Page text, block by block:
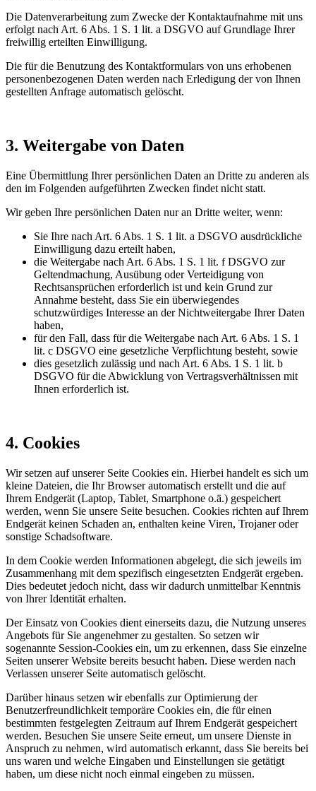
Die Datenverarbeitung zum Zwecke der Kontaktaufnahme mit uns
erfolgt nach Art. 6 Abs. 1 S. 1 lit. a DSGVO auf Grundlage Ihrer
freiwillig erteilten Einwilligung.
Die für die Benutzung des Kontaktformulars von uns erhobenen
personenbezogenen Daten werden nach Erledigung der von Ihnen
gestellten Anfrage automatisch gelöscht.
3. Weitergabe von Daten
Eine Übermittlung Ihrer persönlichen Daten an Dritte zu anderen als
den im Folgenden aufgeführten Zwecken findet nicht statt.
Wir geben Ihre persönlichen Daten nur an Dritte weiter, wenn:
Sie Ihre nach Art. 6 Abs. 1 S. 1 lit. a DSGVO ausdrückliche
Einwilligung dazu erteilt haben,
die Weitergabe nach Art. 6 Abs. 1 S. 1 lit. f DSGVO zur
Geltendmachung, Ausübung oder Verteidigung von
Rechtsansprüchen erforderlich ist und kein Grund zur
Annahme besteht, dass Sie ein überwiegendes
schutzwürdiges Interesse an der Nichtweitergabe Ihrer Daten
haben,
für den Fall, dass für die Weitergabe nach Art. 6 Abs. 1 S. 1
lit. c DSGVO eine gesetzliche Verpflichtung besteht, sowie
dies gesetzlich zulässig und nach Art. 6 Abs. 1 S. 1 lit. b
DSGVO für die Abwicklung von Vertragsverhältnissen mit
Ihnen erforderlich ist.
4. Cookies
Wir setzen auf unserer Seite Cookies ein. Hierbei handelt es sich um
kleine Dateien, die Ihr Browser automatisch erstellt und die auf
Ihrem Endgerät (Laptop, Tablet, Smartphone o.ä.) gespeichert
werden, wenn Sie unsere Seite besuchen. Cookies richten auf Ihrem
Endgerät keinen Schaden an, enthalten keine Viren, Trojaner oder
sonstige Schadsoftware.
In dem Cookie werden Informationen abgelegt, die sich jeweils im
Zusammenhang mit dem spezifisch eingesetzten Endgerät ergeben.
Dies bedeutet jedoch nicht, dass wir dadurch unmittelbar Kenntnis
von Ihrer Identität erhalten.
Der Einsatz von Cookies dient einerseits dazu, die Nutzung unseres
Angebots für Sie angenehmer zu gestalten. So setzen wir
sogenannte Session-Cookies ein, um zu erkennen, dass Sie einzelne
Seiten unserer Website bereits besucht haben. Diese werden nach
Verlassen unserer Seite automatisch gelöscht.
Darüber hinaus setzen wir ebenfalls zur Optimierung der
Benutzerfreundlichkeit temporäre Cookies ein, die für einen
bestimmten festgelegten Zeitraum auf Ihrem Endgerät gespeichert
werden. Besuchen Sie unsere Seite erneut, um unsere Dienste in
Anspruch zu nehmen, wird automatisch erkannt, dass Sie bereits bei
uns waren und welche Eingaben und Einstellungen sie getätigt
haben, um diese nicht noch einmal eingeben zu müssen.